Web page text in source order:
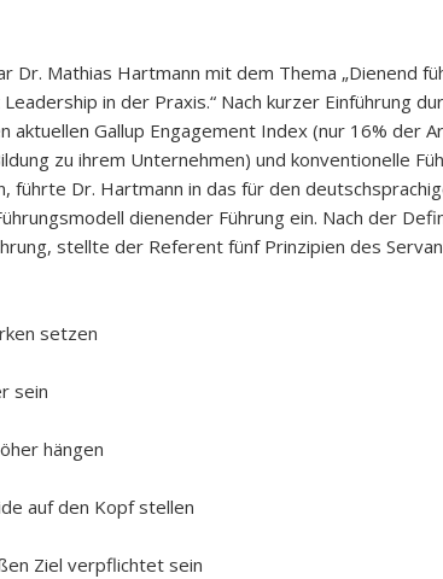
Dr. Mathias Hartmann mit dem Thema „Dienend
Leadership in der Praxis.“ Nach kurzer Einführung
aktuellen Gallup Engagement Index (nur 16% der
zu ihrem Unternehmen) und konventionelle
führte Dr. Hartmann in das für den
dienender Führung ein. Nach der
stellte der Referent fünf Prinzipien des
setzen
sein
hängen
auf den Kopf stellen
Ziel verpflichtet sein